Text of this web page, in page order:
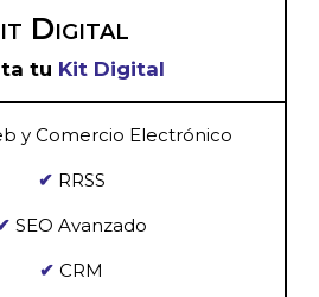
Digital
tu Kit Digital
y Comercio Electrónico
✔ RRSS
SEO Avanzado
✔ CRM